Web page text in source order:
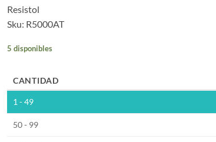
Resistol
Sku: R5000AT
5 disponibles
CANTIDAD
1 - 49
50 - 99